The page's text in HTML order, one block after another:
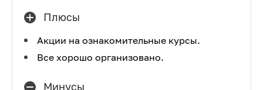
Плюсы
Акции на ознакомительные курсы.
Все хорошо организовано.
Минусы